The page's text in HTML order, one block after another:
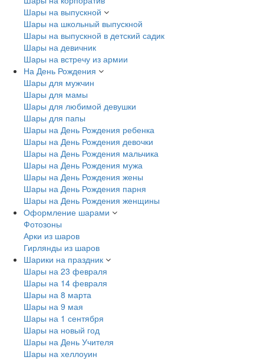
Шары на выпускной
Шары на школьный выпускной
Шары на выпускной в детский садик
Шары на девичник
Шары на встречу из армии
На День Рождения
Шары для мужчин
Шары для мамы
Шары для любимой девушки
Шары для папы
Шары на День Рождения ребенка
Шары на День Рождения девочки
Шары на День Рождения мальчика
Шары на День Рождения мужа
Шары на День Рождения жены
Шары на День Рождения парня
Шары на День Рождения женщины
Оформление шарами
Фотозоны
Арки из шаров
Гирлянды из шаров
Шарики на праздник
Шары на 23 февраля
Шары на 14 февраля
Шары на 8 марта
Шары на 9 мая
Шары на 1 сентября
Шары на новый год
Шары на День Учителя
Шары на хеллоуин